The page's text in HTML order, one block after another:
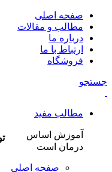
صفحه اصلی
مطالب و مقالات
درباره ما
ارتباط با ما
فروشگاه
جستجو
مطالب مفید
آموزش اساس
درمان است
صفحه اصلی